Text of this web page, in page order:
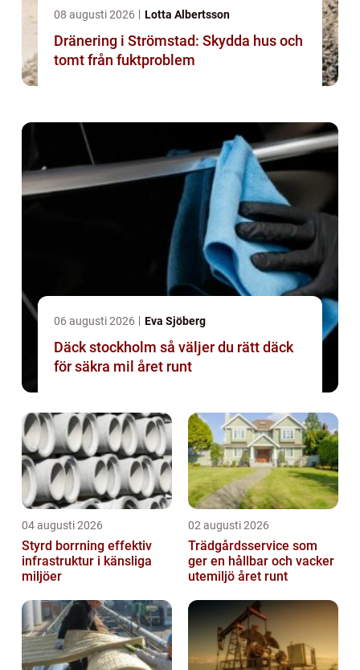
08 augusti 2026 Lotta Albertsson
Dränering i Strömstad: Skydda hus och
tomt från fuktproblem
06 augusti 2026 Eva Sjöberg
Däck stockholm så väljer du rätt däck
för säkra mil året runt
04 augusti 2026
Styrd borrning effektiv
infrastruktur i känsliga
miljöer
02 augusti 2026
Trädgårdsservice som
ger en hållbar och vacker
utemiljö året runt